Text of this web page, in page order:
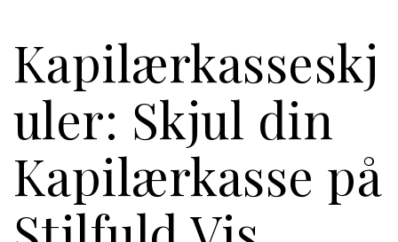
Kapilærkasseskj
uler: Skjul din
Kapilærkasse på